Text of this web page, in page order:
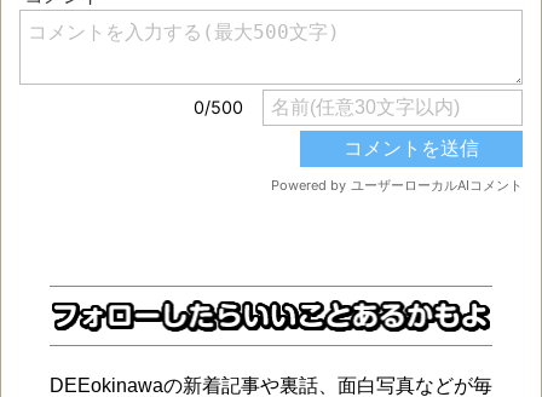
DEEokinawaの新着記事や裏話、面白写真などが毎